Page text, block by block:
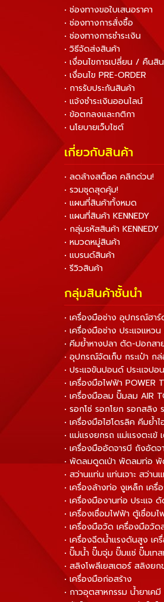
• ช่องทางขอใบเสนอราคา
• ช่องทางการสั่งซื้อ
• ช่องทางการชำระเงิน
• วิธีจัดส่งสินค้า
• เงื่อนไขการเปลี่ยน / คืนสิ
• เงื่อนไข PRE-ORDER
• การรับประกันสินค้า
• แจ้งชำระเงินออนไลน์
• ข้อตกลงและกติกา
• นโยบายเว็บไซต์
เกี่ยวกับสินค้า
• ลดล้างสต็อค คลิกด่วน!
• รวมชุดสุดคุ้ม!
• แผนที่สินค้าทั้งหมด
• แผนที่สินค้า KENNEDY
• กลุ่มรหัสสินค้า KENNEDY
• หมวดหมู่สินค้า
• แบรนด์สินค้า
• รีวิวสินค้า
กลุ่มสินค้าชั้นนำ
• เครื่องมือช่าง อุปกรณ์ฮาร์
• เครื่องมือช่าง ประแจแหว
• คีมย้ำหางปลา ตัด-ปอกสา
• อุปกรณ์จัดเก็บ กระเป๋า ก
• ประแจขันปอนด์ ประแจป
• เครื่องมือไฟฟ้า POWER
• เครื่องมือลม ปั๊มลม AIR
• รอกโซ่ รอกโยก รอกสลิง
• เครื่องมือไฮโดรลิค คีมย้ำ
• แม่แรงยกรถ แม่แรงตะเข้
• เครื่องมืออัดจารบี ถังอัด
• พัดลมดูดเป่า พัดลมท่อ พั
• สว่านแท่น แท่นเจาะ สว่าน
• เครื่องล้างท่อ งูเหล็ก เค
• เครื่องมืองานท่อ ประแจ
• เครื่องเชื่อมไฟฟ้า ตู้เชื่อ
• เครื่องมือวัด เครื่องมือวัด
• เครื่องฉีดน้ำแรงดันสูง เ
• ปั๊มน้ำ ปั๊มจุ่ม ปั๊มแช่ ปั๊มเท
• สลิงโพลีเยสเตอร์ สลิงยก
• เครื่องมือก่อสร้าง
• กาวอุตสาหกรรม น้ำยาเคมี